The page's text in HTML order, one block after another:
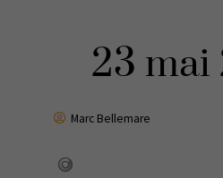
23 mai
Marc Bellemare